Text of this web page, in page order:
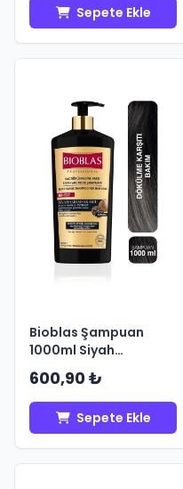
Sepete Ekle
Bioblas Şampuan
1000ml Siyah
Sarımsak
600,90 ₺
Sepete Ekle